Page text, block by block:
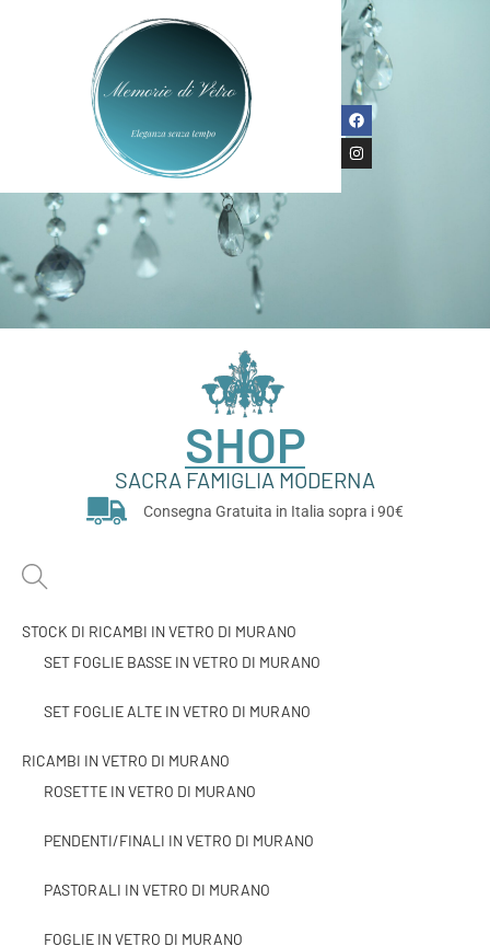
SHOP
SACRA FAMIGLIA MODERNA
Consegna Gratuita in Italia sopra i 90€
STOCK DI RICAMBI IN VETRO DI MURANO
SET FOGLIE BASSE IN VETRO DI MURANO
SET FOGLIE ALTE IN VETRO DI MURANO
RICAMBI IN VETRO DI MURANO
ROSETTE IN VETRO DI MURANO
PENDENTI/FINALI IN VETRO DI MURANO
PASTORALI IN VETRO DI MURANO
FOGLIE IN VETRO DI MURANO